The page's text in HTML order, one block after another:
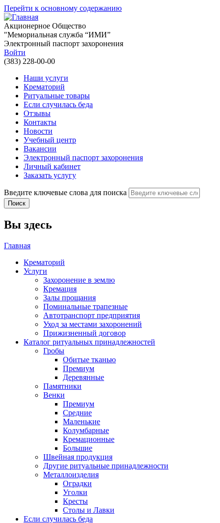
Перейти к основному содержанию
Акционерное Общество
"Мемориальная служба “ИМИ”
Электронный паспорт захоронения
Войти
(383) 228-00-00
Наши услуги
Крематорий
Ритуальные товары
Если случилась беда
Отзывы
Контакты
Новости
Учебный центр
Вакансии
Электронный паспорт захоронения
Личный кабинет
Заказать услугу
Введите ключевые слова для поиска
Вы здесь
Главная
Крематорий
Услуги
Захоронение в землю
Кремация
Залы прощания
Поминальные трапезные
Автотранспорт предприятия
Уход за местами захоронений
Прижизненный договор
Каталог ритуальных принадлежностей
Гробы
Обитые тканью
Премиум
Деревянные
Памятники
Венки
Премиум
Средние
Маленькие
Колумбарные
Кремационные
Большие
Швейная продукция
Другие ритуальные принадлежности
Металлоизделия
Оградки
Уголки
Кресты
Столы и Лавки
Если случилась беда